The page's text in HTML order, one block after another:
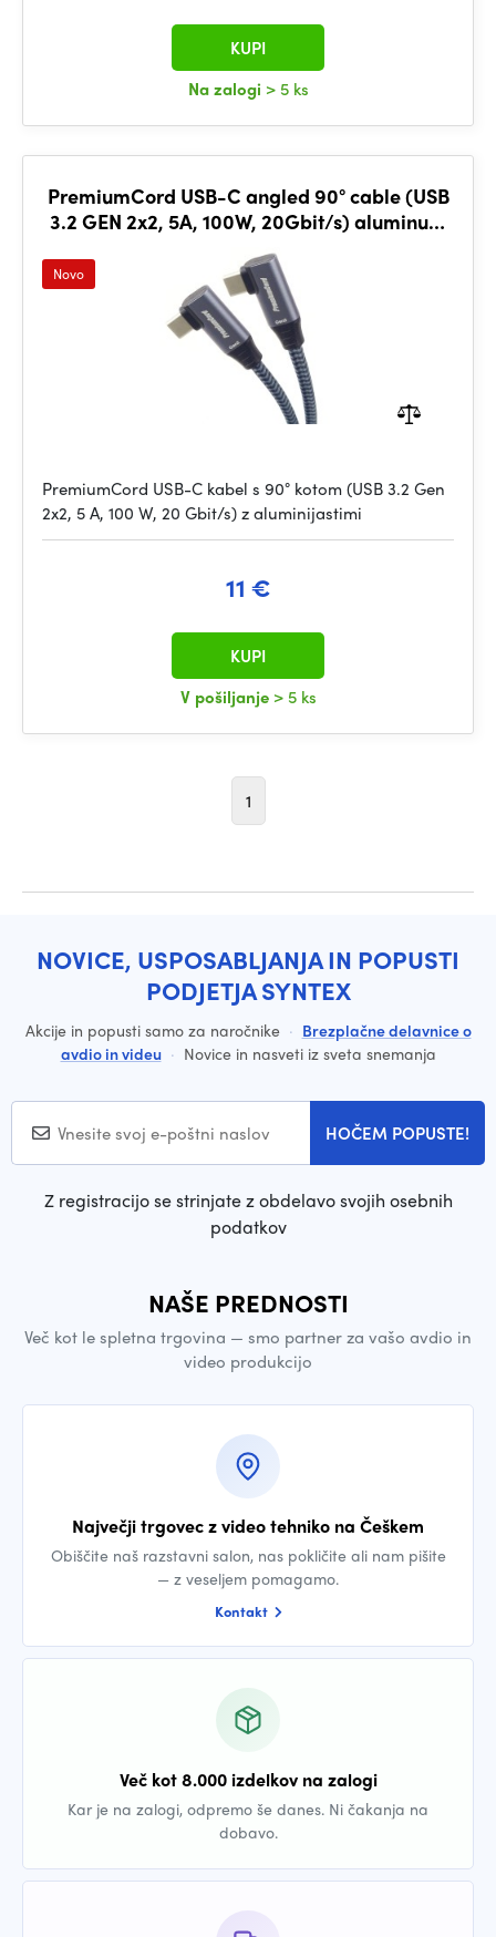
Na zalogi > 5 ks
KUPI
PremiumCord USB-C angled 90° cable (USB
3.2 GEN 2x2, 5A, 100W, 20Gbit/s) aluminum
caps, cotton braid, 1m
Novo
PremiumCord USB-C kabel s 90° kotom (USB 3.2 Gen
2x2, 5 A, 100 W, 20 Gbit/s) z aluminijastimi
11 €
V pošiljanje > 5 ks
KUPI
1
NOVICE, USPOSABLJANJA IN POPUSTI
PODJETJA SYNTEX
Akcije in popusti samo za naročnike · Brezplačne delavnice o
avdio in videu · Novice in nasveti iz sveta snemanja
HOČEM POPUSTE!
Z registracijo se strinjate z obdelavo svojih osebnih
podatkov
NAŠE PREDNOSTI
Več kot le spletna trgovina — smo partner za vašo avdio in
video produkcijo
Največji trgovec z video tehniko na Češkem
Obiščite naš razstavni salon, nas pokličite ali nam pišite
— z veseljem pomagamo.
Kontakt
Več kot 8.000 izdelkov na zalogi
Kar je na zalogi, odpremo še danes. Ni čakanja na
dobavo.